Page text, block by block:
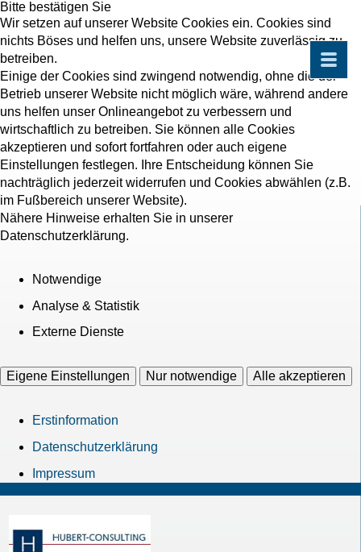
Bitte bestätigen Sie
Wir setzen auf unserer Website Cookies ein. Cookies sind
nichts Böses und helfen uns, unsere Website zuverlässig zu
betreiben.
Einige der Cookies sind zwingend notwendig, ohne die der
Betrieb unserer Website nicht möglich wäre, während andere
uns helfen unser Onlineangebot zu verbessern und
wirtschaftlich zu betreiben. Sie können alle Cookies
akzeptieren und sofort fortfahren oder auch eigene
Einstellungen festlegen. Ihre Entscheidung können Sie
nachträglich jederzeit widerrufen und Cookies abwählen (z.B.
im Fußbereich unserer Website).
Nähere Hinweise erhalten Sie in unserer
Datenschutzerklärung.
Notwendige
Analyse & Statistik
Externe Dienste
Eigene Einstellungen Nur notwendige Alle akzeptieren
Erstinformation
Datenschutzerklärung
Impressum